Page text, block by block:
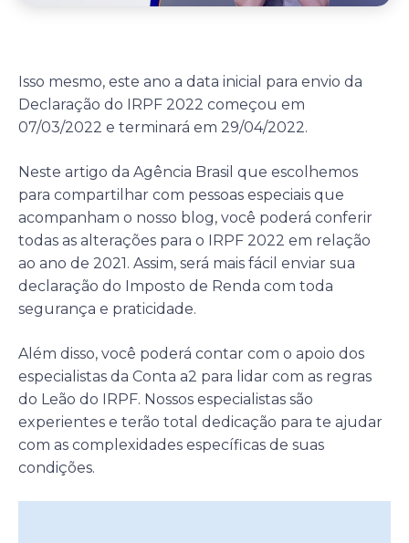
Isso mesmo, este ano a data inicial para envio da
Declaração do IRPF 2022 começou em
07/03/2022 e terminará em 29/04/2022.
Neste artigo da Agência Brasil que escolhemos
para compartilhar com pessoas especiais que
acompanham o nosso blog, você poderá conferir
todas as alterações para o IRPF 2022 em relação
ao ano de 2021. Assim, será mais fácil enviar sua
declaração do Imposto de Renda com toda
segurança e praticidade.
Além disso, você poderá contar com o apoio dos
especialistas da Conta a2 para lidar com as regras
do Leão do IRPF. Nossos especialistas são
experientes e terão total dedicação para te ajudar
com as complexidades específicas de suas
condições.